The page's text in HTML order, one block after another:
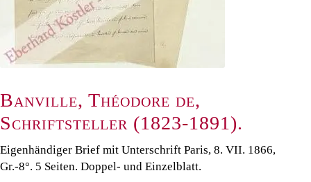
Banville, Théodore de,
Schriftsteller (1823-1891).
Eigenhändiger Brief mit Unterschrift Paris, 8. VII. 1866,
Gr.-8°. 5 Seiten. Doppel- und Einzelblatt.